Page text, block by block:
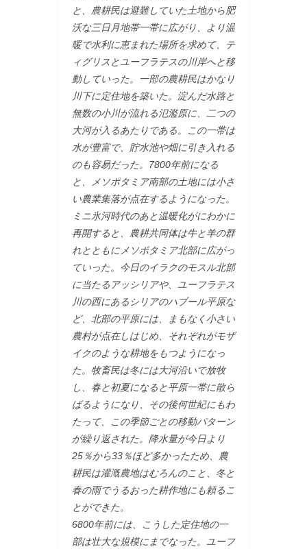
と、農耕民は避難していた土地から肥
沃な三日月地帯一帯に広がり、より温
暖で水利に恵まれた場所を求めて、テ
ィグリスとユーフラテスの川岸へと移
動していった。一部の農耕民はかなり
川下に定住地を築いた。淀んだ水路と
無数の小川が流れる氾濫原に、二つの
大河が入るあたりである。この一帯は
水が豊富で、貯水池や畑に引き入れる
のも容易だった。7800年前になる
と、メソポタミア南部の土地には小さ
い農業集落が点在するようになった。
ミニ氷河時代のあと温暖化がにわかに
再開すると、農耕共同体は牛と羊の群
れとともにメソポタミア北部に広がっ
ていった。今日のイラクのモスル北部
に当たるアッシリアや、ユーフラテス
川の西にあるシリアのハブール平原な
ど、北部の平原には、まもなく小さい
農村が点在しはじめ、それぞれがモザ
イクのような耕地をもつようになっ
た。牧畜民は冬には大河沿いで放牧
し、春と初夏になると平原一帯に散ら
ばるようになり、その後何世紀にもわ
たって、この季節ごとの移動パターン
が繰り返された。降水量が今日より
25％から33％ほど多かったため、農
耕民は灌漑農地はむろんのこと、冬と
春の雨でうるおった耕作地にも頼るこ
とができた。
6800年前には、こうした定住地の一
部は壮大な規模にまでなった。ユーフ